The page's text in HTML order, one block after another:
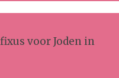
voor Joden in